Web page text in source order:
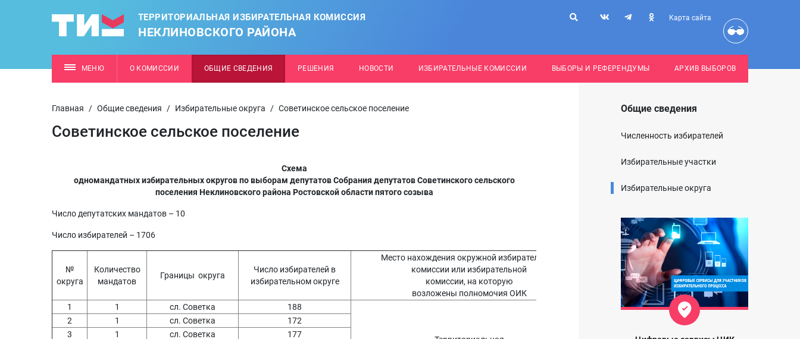
ТЕРРИТОРИАЛЬНАЯ ИЗБИРАТЕЛЬНАЯ КОМИССИЯ
НЕКЛИНОВСКОГО РАЙОНА
Карта сайта
МЕНЮ О КОМИССИИ ОБЩИЕ СВЕДЕНИЯ РЕШЕНИЯ НОВОСТИ ИЗБИРАТЕЛЬНЫЕ КОМИССИИ ВЫБОРЫ И РЕФЕРЕНДУМЫ АРХИВ ВЫБОРОВ
Главная / Общие сведения / Избирательные округа / Советинское сельское поселение
Советинское сельское поселение
Схема
одномандатных избирательных округов по выборам депутатов Собрания депутатов Советинского сельского
поселения Неклиновского района Ростовской области пятого созыва
Число депутатских мандатов – 10
Число избирателей – 1706
№
округа
Количество
мандатов
Границы округа
Число избирателей в
избирательном округе
Место нахождения окружной избирательной
комиссии или избирательной
комиссии, на которую
возложены полномочия ОИК
1
1 сл. Советка 188
2 1 сл. Советка
172
3
1 сл. Советка
177
Общие сведения
Численность избирателей
Избирательные участки
Избирательные округа